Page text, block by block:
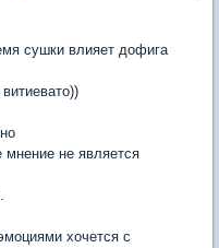
сушки влияет дофига
мнение не является
хочется с